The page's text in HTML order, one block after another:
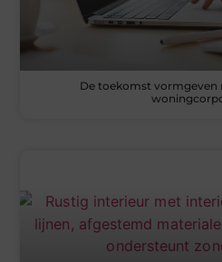
De toekomst vormgeven